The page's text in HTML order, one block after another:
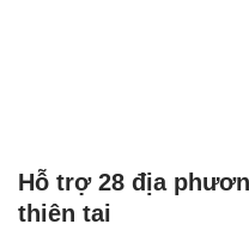
Hỗ trợ 28 địa
thiên tai